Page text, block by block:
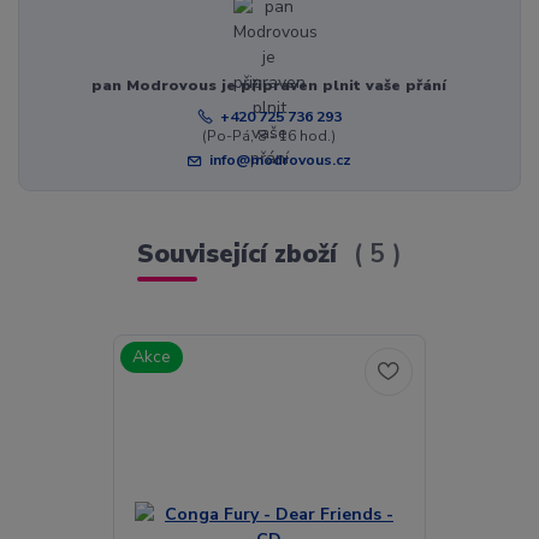
pan Modrovous je připraven plnit vaše přání
+420 725 736 293
(Po-Pá, 8 - 16 hod.)
info@modrovous.cz
Související zboží 5
Akce